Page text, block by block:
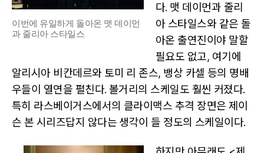
이번에 유일하게 돌아온 맷 데이먼
과 줄리아 스타일스
다. 맷 데이먼과 줄리
아 스타일스와 같은 돌
아온 출연진이야 말할
필요도 없고, 여기에
알리시아 비칸데르와 토미 리 존스, 뱅상 카셀 등의 명배
우들이 열연을 펼친다. 볼거리의 스케일도 훨씬 커졌다.
특히 라스베이거스에서의 클라이맥스 추격 장면은 제이
슨 본 시리즈답지 않다는 생각이 들 정도의 스케일이다.